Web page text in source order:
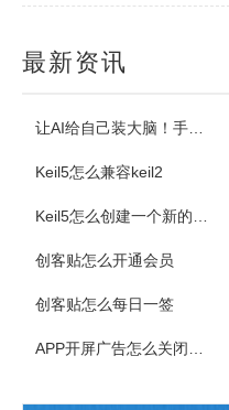
Blaze MediaPro
最新资讯
让AI给自己装大脑！手把手教你学会安装使用Agent Skill
Keil5怎么兼容keil2
Keil5怎么创建一个新的51单片机项目
创客贴怎么开通会员
创客贴怎么每日一签
APP开屏广告怎么关闭？3招彻底关闭跳转